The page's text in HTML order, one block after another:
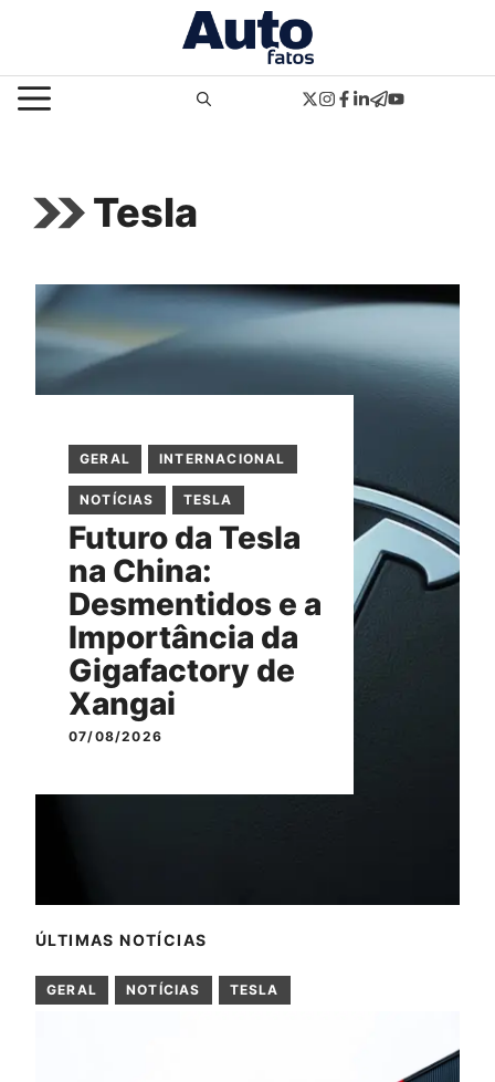
o
conteúdoMENU
Tesla
GERAL INTERNACIONAL
NOTÍCIAS TESLA
Futuro da Tesla
na China:
Desmentidos e a
Importância da
Gigafactory de
Xangai
07/08/2026
ÚLTIMAS NOTÍCIAS
GERAL NOTÍCIAS TESLA